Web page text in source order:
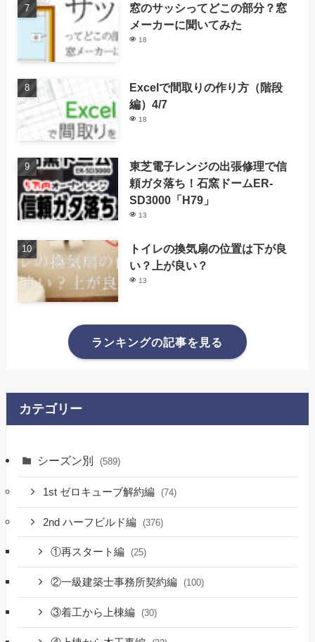
窓のサッシってどこの部分？窓
メーカーに聞いてみた
18
Excelで間取りの作り方（階段
編）4/7
18
東芝電子レンジの出張修理で信
頼ガタ落ち！石窯ドームER-
SD3000「H79」
13
トイレの換気扇の位置は下が良
い？上が良い？
13
ランキングの記事を見る
カテゴリー
シーズン別 (589)
1st ゼロキューブ解約編 (74)
2nd ハーフビルド編 (376)
①再スタート編 (25)
②一級建築士事務所契約編 (100)
③着工から上棟編 (30)